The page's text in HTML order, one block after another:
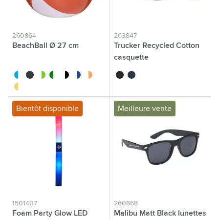
260864
BeachBall Ø 27 cm
blanc/bleu
noir blanc/rouge
blanc/vertblanc/noirblanc/bleu foncé
blanc/orange
blanc/jaune
263847
Trucker Recycled Cotton
casquette
noir bleu marine
Bientôt disponible
1501407
Foam Party Glow LED
Meilleure vente
260668
Malibu Matt Black lunettes